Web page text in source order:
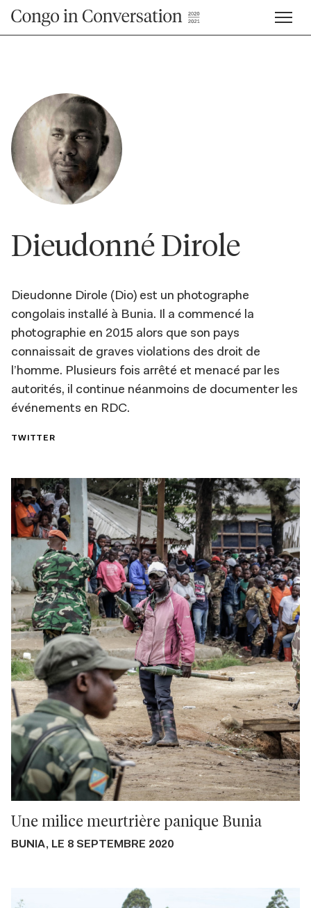
Dieudonné Dirole
Dieudonne Dirole (Dio) est un photographe
congolais installé à Bunia. Il a commencé la
photographie en 2015 alors que son pays
connaissait de graves violations des droit de
l’homme. Plusieurs fois arrêté et menacé par les
autorités, il continue néanmoins de documenter les
événements en RDC.
TWITTER
Une milice meurtrière panique Bunia
BUNIA, LE 8 SEPTEMBRE 2020